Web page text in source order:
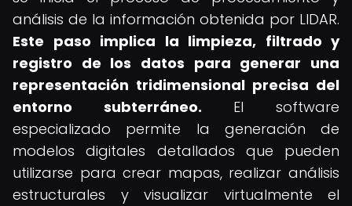
análisis de la información obtenida por LIDAR.
Este paso implica la limpieza, filtrado y
registro de los datos para generar una
representación tridimensional precisa del
entorno subterráneo. El software
especializado permite la generación de
modelos digitales detallados que pueden
utilizarse para crear mapas, realizar análisis
estructurales y visualizar virtualmente el